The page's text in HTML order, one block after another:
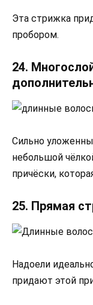
Эта стрижка
пробором.
24.
Сильно
небольшой
причёски,
25. Прямая
Надоели
придают этой